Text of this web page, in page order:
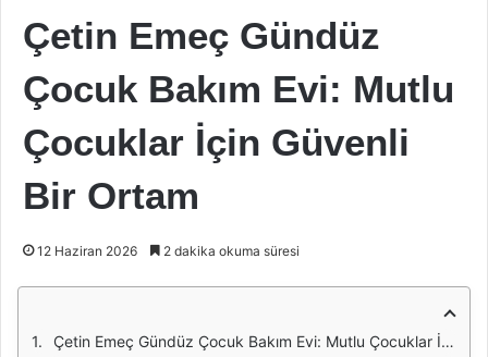
Çetin Emeç Gündüz
Çocuk Bakım Evi: Mutlu
Çocuklar İçin Güvenli
Bir Ortam
12 Haziran 2026 2 dakika okuma süresi
Çetin Emeç Gündüz Çocuk Bakım Evi: Mutlu Çocuklar İçin Güvenli Bir Ortam